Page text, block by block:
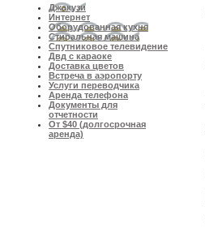
Джакузи
Интернет
Оборудованная кухня
Стиральная машина
Спутниковое телевидение
Двд с караоке
Доставка цветов
Встреча в аэропорту
Услуги переводчика
Аренда телефона
Документы для
отчетности
От $40 (долгосрочная
аренда)